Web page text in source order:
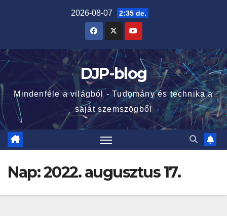
2026-08-07 2:35 de.
DJP-blog
Mindenféle a világból - Tudomány és technika a
saját szemszögből
Nap:2022. augusztus 17.